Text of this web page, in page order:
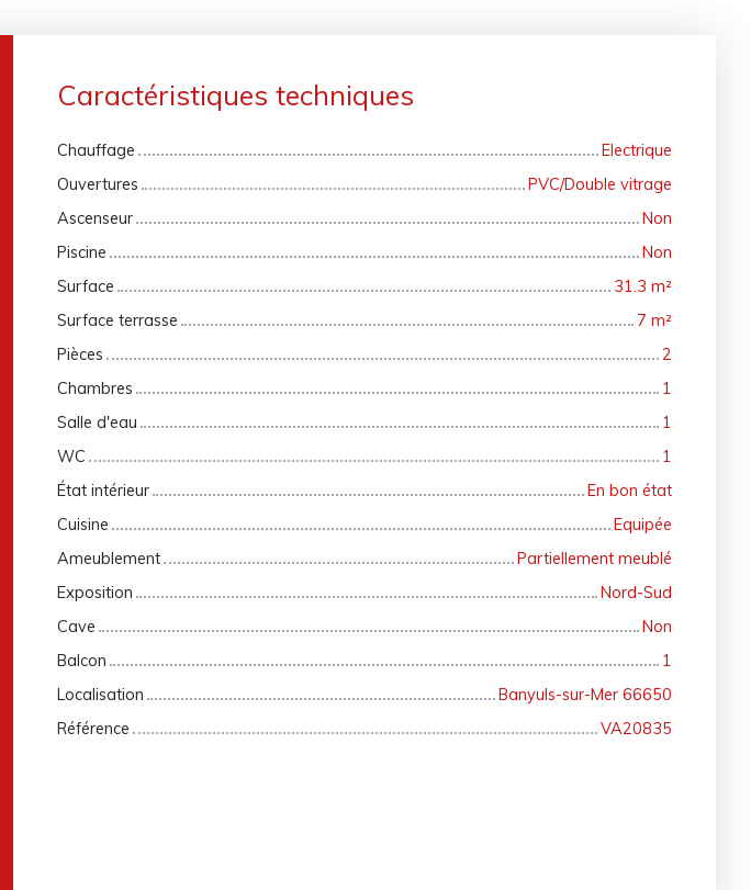
Caractéristiques techniques
Chauffage
Electrique
Ouvertures
PVC/Double vitrage
Ascenseur
Non
Piscine
Non
Surface
31.3 m²
Surface terrasse
7 m²
Pièces
2
Chambres
1
Salle d'eau
1
WC
1
État intérieur
En bon état
Cuisine
Equipée
Ameublement
Partiellement meublé
Exposition
Nord-Sud
Cave
Non
Balcon
1
Localisation
Banyuls-sur-Mer 66650
Référence
VA20835